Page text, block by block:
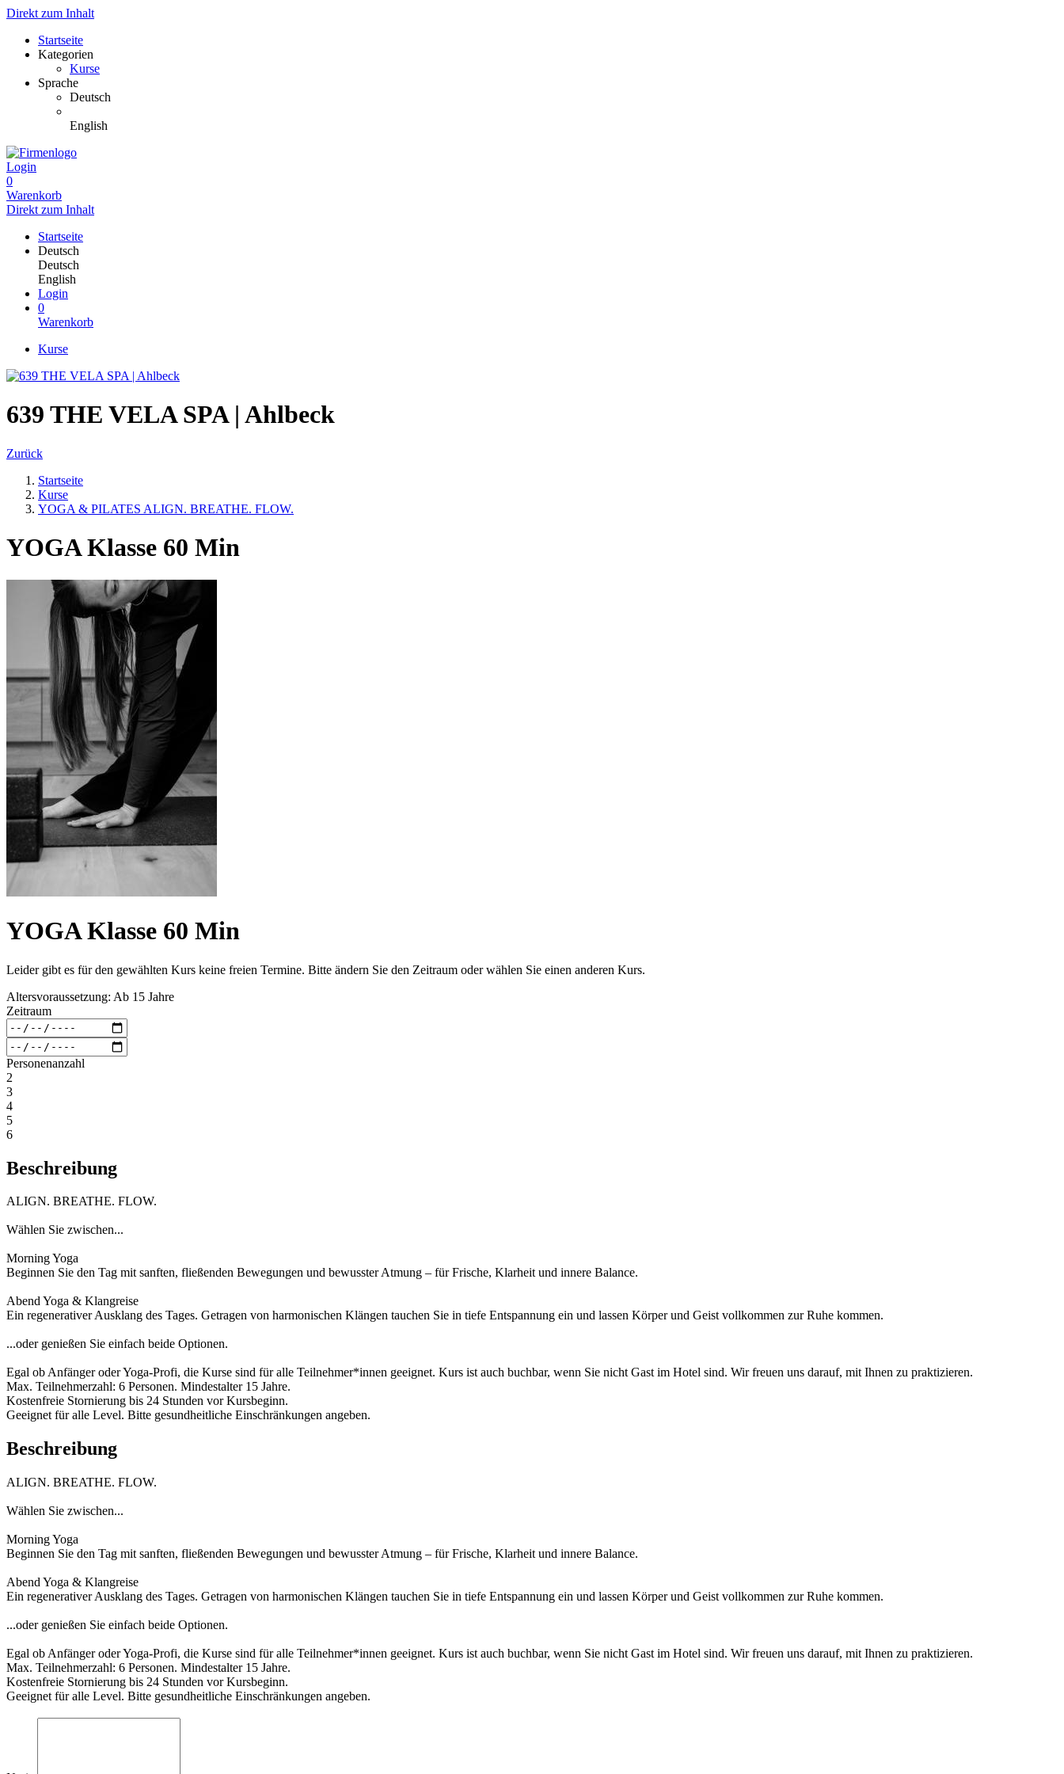
Direkt zum Inhalt
Startseite
Kategorien
Kurse
Sprache
Deutsch
English
Login
0
Warenkorb
Direkt zum Inhalt
Startseite
Deutsch
Deutsch
English
Login
0
Warenkorb
Kurse
639 THE VELA SPA | Ahlbeck
Zurück
Startseite
Kurse
YOGA & PILATES ALIGN. BREATHE. FLOW.
YOGA Klasse 60 Min
YOGA Klasse 60 Min
Leider gibt es für den gewählten Kurs keine freien Termine. Bitte ändern Sie den Zeitraum oder wählen Sie einen anderen Kurs.
Altersvoraussetzung: Ab 15 Jahre
Zeitraum
Personenanzahl
2
3
4
5
6
Beschreibung
ALIGN. BREATHE. FLOW.
Wählen Sie zwischen...
Morning Yoga
Beginnen Sie den Tag mit sanften, fließenden Bewegungen und bewusster Atmung – für Frische, Klarheit und innere Balance.
Abend Yoga & Klangreise
Ein regenerativer Ausklang des Tages. Getragen von harmonischen Klängen tauchen Sie in tiefe Entspannung ein und lassen Körper und Geist vollkommen zur Ruhe kommen.
...oder genießen Sie einfach beide Optionen.
Egal ob Anfänger oder Yoga-Profi, die Kurse sind für alle Teilnehmer*innen geeignet. Kurs ist auch buchbar, wenn Sie nicht Gast im Hotel sind. Wir freuen uns darauf, mit Ihnen zu praktizieren.
Max. Teilnehmerzahl: 6 Personen. Mindestalter 15 Jahre.
Kostenfreie Stornierung bis 24 Stunden vor Kursbeginn.
Geeignet für alle Level. Bitte gesundheitliche Einschränkungen angeben.
Beschreibung
ALIGN. BREATHE. FLOW.
Wählen Sie zwischen...
Morning Yoga
Beginnen Sie den Tag mit sanften, fließenden Bewegungen und bewusster Atmung – für Frische, Klarheit und innere Balance.
Abend Yoga & Klangreise
Ein regenerativer Ausklang des Tages. Getragen von harmonischen Klängen tauchen Sie in tiefe Entspannung ein und lassen Körper und Geist vollkommen zur Ruhe kommen.
...oder genießen Sie einfach beide Optionen.
Egal ob Anfänger oder Yoga-Profi, die Kurse sind für alle Teilnehmer*innen geeignet. Kurs ist auch buchbar, wenn Sie nicht Gast im Hotel sind. Wir freuen uns darauf, mit Ihnen zu praktizieren.
Max. Teilnehmerzahl: 6 Personen. Mindestalter 15 Jahre.
Kostenfreie Stornierung bis 24 Stunden vor Kursbeginn.
Geeignet für alle Level. Bitte gesundheitliche Einschränkungen angeben.